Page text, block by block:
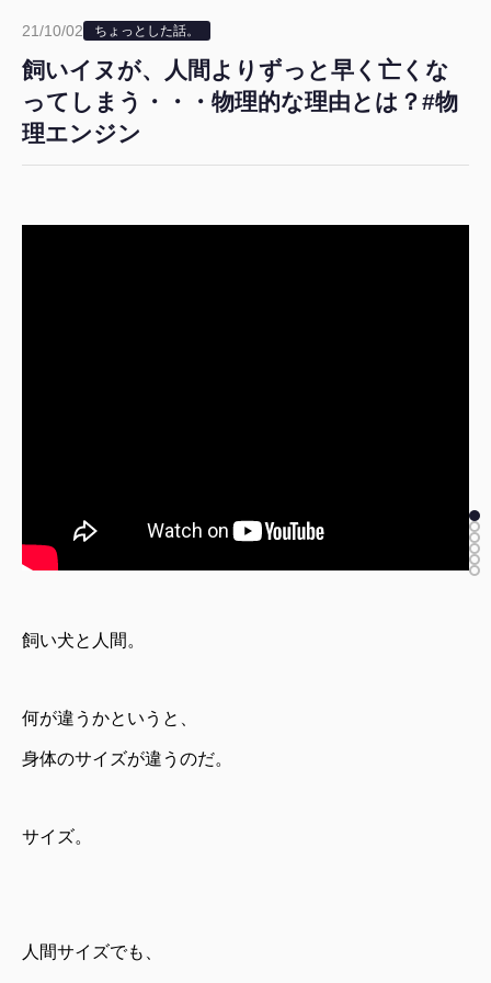
21/10/02 ちょっとした話。
飼いイヌが、人間よりずっと早く亡くな
ってしまう・・・物理的な理由とは？#物
理エンジン
飼い犬と人間。
何が違うかというと、
身体のサイズが違うのだ。
サイズ。
人間サイズでも、